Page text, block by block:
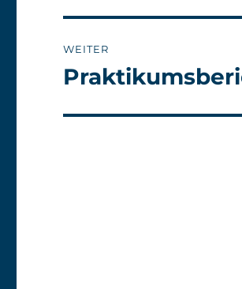
WEITER
Nächster